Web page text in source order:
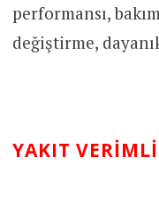
performansı,
değiştirme,
YAKIT